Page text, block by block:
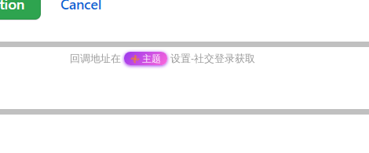
回调地址在 主题 设置-社交登录获取